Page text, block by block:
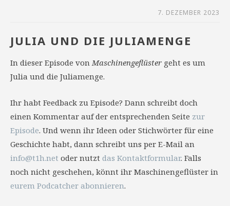
7. DEZEMBER 2023
JULIA UND DIE JULIAMENGE
In dieser Episode vonMaschinengeflüster geht es um
Julia und die Juliamenge.
Ihr habt Feedback zu Episode? Dann schreibt doch
einen Kommentar auf der entsprechenden Seite zur
Episode. Und wenn ihr Ideen oder Stichwörter für eine
Geschichte habt, dann schreibt uns per E-Mail an
info@t1h.net oder nutzt das Kontaktformular. Falls
noch nicht geschehen, könnt ihr Maschinengeflüster in
eurem Podcatcher abonnieren.